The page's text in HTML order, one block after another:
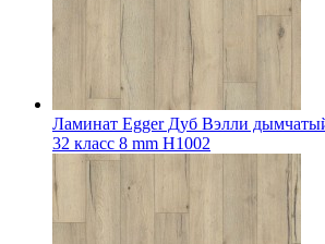
Ламинат Egger Дуб Вэлли
32 класс 8 mm H1002